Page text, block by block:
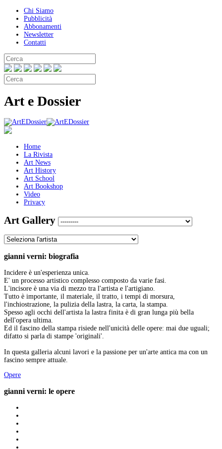
Chi Siamo
Pubblicità
Abbonamenti
Newsletter
Contatti
Art e Dossier
Home
La Rivista
Art News
Art History
Art School
Art Bookshop
Video
Privacy
Art Gallery
gianni verni: biografia
Incidere è un'esperienza unica.
E' un processo artistico complesso composto da varie fasi.
L'incisore è una via di mezzo tra l'artista e l'artigiano.
Tutto è importante, il materiale, il tratto, i tempi di morsura,
l'inchiostrazione, la pulizia della lastra, la carta, la stampa.
Spesso agli occhi dell'artista la lastra finita è di gran lunga più bella
dell'opera ultima.
Ed il fascino della stampa risiede nell'unicità delle opere: mai due uguali;
difatto si parla di stampe 'originali'.
In questa galleria alcuni lavori e la passione per un'arte antica ma con un
fascino sempre attuale.
Opere
gianni verni: le opere